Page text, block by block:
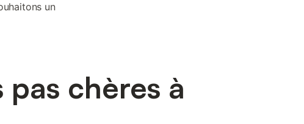
un
pas chères à